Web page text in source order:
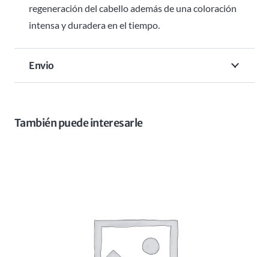
regeneración del cabello además de una coloración
intensa y duradera en el tiempo.
Envio
También puede interesarle